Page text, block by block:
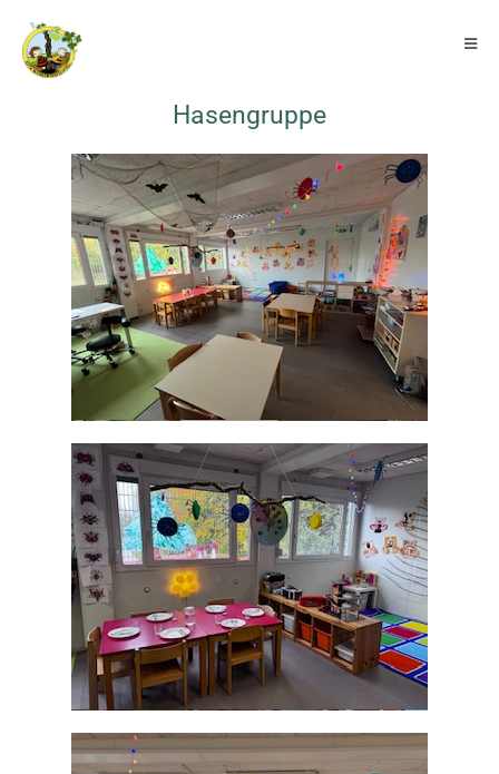
Hasengruppe